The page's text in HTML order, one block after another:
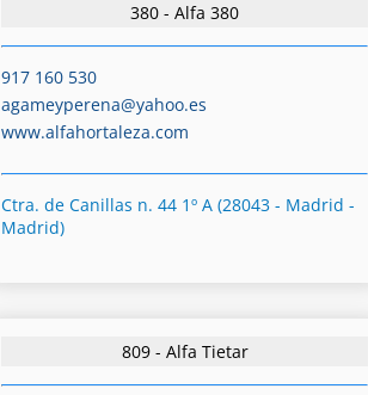
380 - Alfa 380
917 160 530
agameyperena@yahoo.es
www.alfahortaleza.com
Ctra. de Canillas n. 44 1º A (28043 - Madrid -
Madrid)
809 - Alfa Tietar